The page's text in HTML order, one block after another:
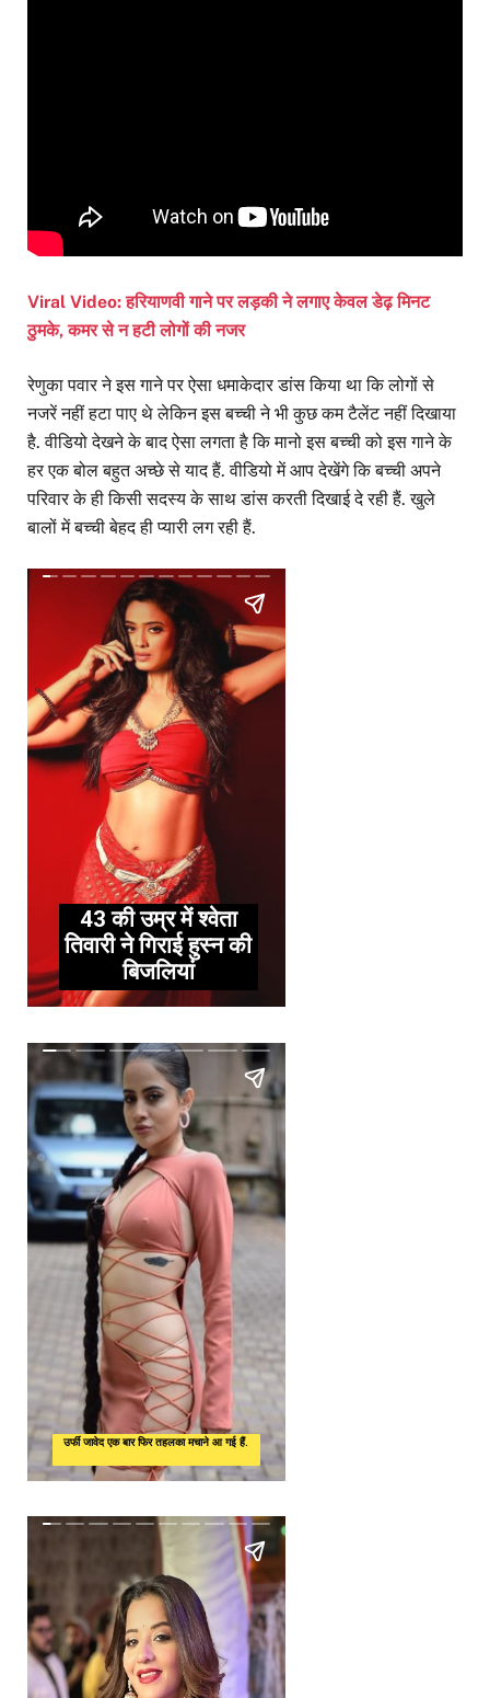
Viral Video: हरियाणवी गाने पर लड़की ने लगाए केवल डेढ़ मिनट
ठुमके, कमर से न हटी लोगों की नजर
रेणुका पवार ने इस गाने पर ऐसा धमाकेदार डांस किया था कि लोगों से
नजरें नहीं हटा पाए थे लेकिन इस बच्ची ने भी कुछ कम टैलेंट नहीं दिखाया
है. वीडियो देखने के बाद ऐसा लगता है कि मानो इस बच्ची को इस गाने के
हर एक बोल बहुत अच्छे से याद हैं. वीडियो में आप देखेंगे कि बच्ची अपने
परिवार के ही किसी सदस्य के साथ डांस करती दिखाई दे रही हैं. खुले
बालों में बच्ची बेहद ही प्यारी लग रही हैं.